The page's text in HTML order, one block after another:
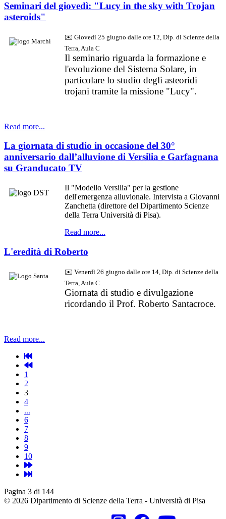
Seminari del giovedì: "Lucy in the sky with Trojan
asteroids"
✉️ Giovedì 25 giugno dalle ore 12, Dip. di Scienze della
Terra, Aula C
Il seminario riguarda la formazione e
l'evoluzione del Sistema Solare, in
particolare lo studio degli asteoridi
trojani tramite la missione "Lucy".
Read more...
La giornata di studio in occasione del 30°
anniversario dall’alluvione di Versilia e Garfagnana
su Granducato TV
Il "Modello Versilia" per la gestione
dell'emergenza alluvionale. Intervista a Giovanni
Zanchetta (direttore del Dipartimento Scienze
della Terra Università di Pisa).
Read more...
L'eredità di Roberto
✉️ Venerdì 26 giugno dalle ore 14, Dip. di Scienze della
Terra, Aula C
Giornata di studio e divulgazione
ricordando il Prof. Roberto Santacroce.
Read more...
1
2
3
4
...
6
7
8
9
10
Pagina 3 di 144
© 2026 Dipartimento di Scienze della Terra - Università di Pisa